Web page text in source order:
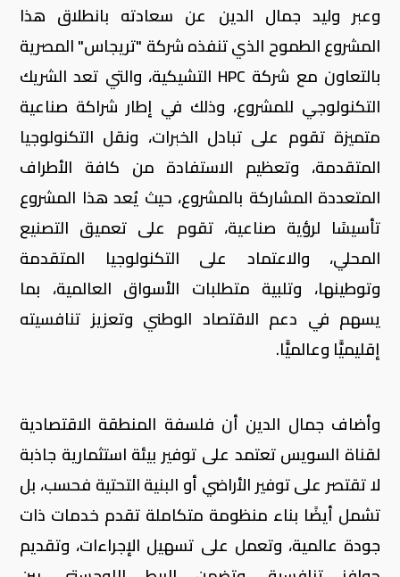
وعبر وليد جمال الدين عن سعادته بانطلاق هذا
المشروع الطموح الذي تنفذه شركة "تريجاس" المصرية
بالتعاون مع شركة HPC التشيكية، والتي تعد الشريك
التكنولوجي للمشروع، وذلك في إطار شراكة صناعية
متميزة تقوم على تبادل الخبرات، ونقل التكنولوجيا
المتقدمة، وتعظيم الاستفادة من كافة الأطراف
المتعددة المشاركة بالمشروع، حيث يُعد هذا المشروع
تأسيسًا لرؤية صناعية، تقوم على تعميق التصنيع
المحلي، والاعتماد على التكنولوجيا المتقدمة
وتوطينها، وتلبية متطلبات الأسواق العالمية، بما
يسهم في دعم الاقتصاد الوطني وتعزيز تنافسيته
إقليميًّا وعالميًّا.
وأضاف جمال الدين أن فلسفة المنطقة الاقتصادية
لقناة السويس تعتمد على توفير بيئة استثمارية جاذبة
لا تقتصر على توفير الأراضي أو البنية التحتية فحسب، بل
تشمل أيضًا بناء منظومة متكاملة تقدم خدمات ذات
جودة عالمية، وتعمل على تسهيل الإجراءات، وتقديم